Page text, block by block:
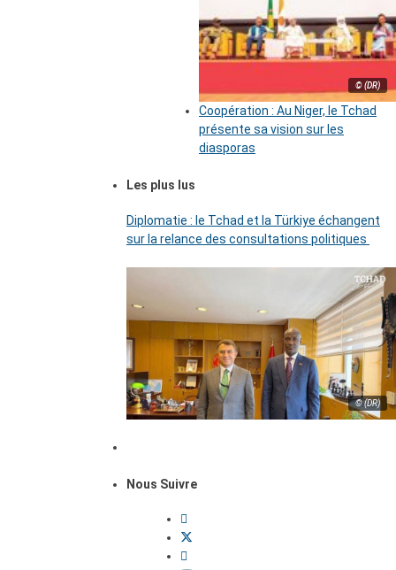
© (DR)
Coopération : Au Niger, le Tchad
présente sa vision sur les
diasporas
Les plus lus
Diplomatie : le Tchad et la Türkiye échangent
sur la relance des consultations politiques
© (DR)
Nous Suivre